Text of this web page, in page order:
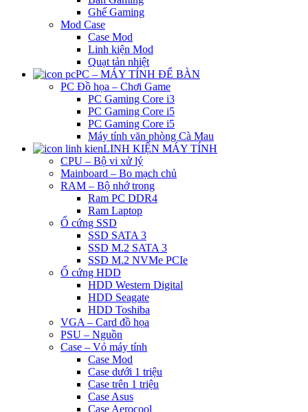
Ghế Gaming
Mod Case
Case Mod
Linh kiện Mod
Quạt tản nhiệt
PC – MÁY TÍNH ĐỂ BÀN
PC Đồ họa – Chơi Game
PC Gaming Core i3
PC Gaming Core i5
PC Gaming Core i5
Máy tính văn phòng Cà Mau
LINH KIỆN MÁY TÍNH
CPU – Bộ vi xử lý
Mainboard – Bo mạch chủ
RAM – Bộ nhớ trong
Ram PC DDR4
Ram Laptop
Ổ cứng SSD
SSD SATA 3
SSD M.2 SATA 3
SSD M.2 NVMe PCIe
Ổ cứng HDD
HDD Western Digital
HDD Seagate
HDD Toshiba
VGA – Card đồ họa
PSU – Nguồn
Case – Vỏ máy tính
Case Mod
Case dưới 1 triệu
Case trên 1 triệu
Case Asus
Case Aerocool